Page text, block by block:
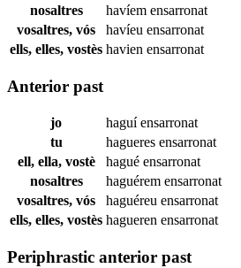
nosaltres
havíem ensarronat
vosaltres, vós
havíeu ensarronat
ells, elles, vostès havien ensarronat
Anterior past
jo haguíensarronat
tu
hagueres ensarronat
ell, ella, vostè
hagué ensarronat
nosaltres
haguérem ensarronat
vosaltres, vós
haguéreu ensarronat
ells, elles, vostès hagueren ensarronat
Periphrastic anterior past